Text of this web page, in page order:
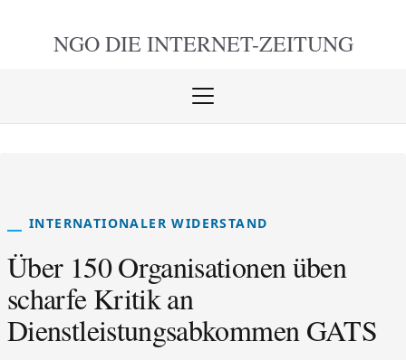
NGO DIE INTERNET-ZEITUNG
Menü
INTERNATIONALER WIDERSTAND
Über 150 Organisationen üben
scharfe Kritik an
Dienstleistungsabkommen GATS